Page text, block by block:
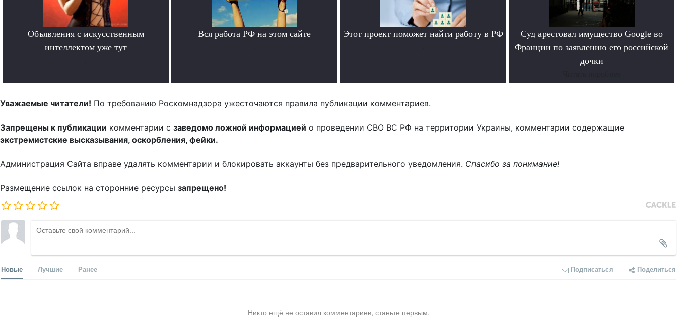
Объявления с искусственным
интеллектом уже тут
Вся работа РФ на этом сайте Этот проект поможет найти работу в РФ
Суд арестовал имущество Google во
Франции по заявлению его российской
дочки
Уважаемые читатели! По требованию Роскомнадзора ужесточаются правила публикации комментариев.
Запрещены к публикации комментарии с заведомо ложной информацией о проведении СВО ВС РФ на территории Украины, комментарии содержащие
экстремистские высказывания, оскорбления, фейки.
Администрация Сайта вправе удалять комментарии и блокировать аккаунты без предварительного уведомления. Спасибо за понимание!
Размещение ссылок на сторонние ресурсы запрещено!
Новые Лучшие Ранее Подписаться Поделиться
Никто ещё не оставил комментариев, станьте первым.